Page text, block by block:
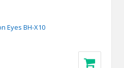
Eyes BH-X10